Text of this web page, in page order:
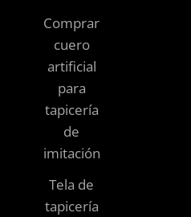
Comprar
cuero
artificial
para
tapicería
de
imitación
Tela de
tapicería